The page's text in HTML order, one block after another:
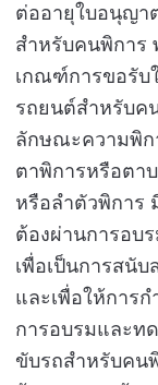
ต่ออายุใบอนุญา
สำหรับคนพิการ
เกณฑ์การขอรับ
รถยนต์สำหรับค
ลักษณะความพิก
ตาพิการหรือตา
หรือลำตัวพิการ
ต้องผ่านการอบ
เพื่อเป็นการสนั
และเพื่อให้การ
การอบรมและท
ขับรถสำหรับคน